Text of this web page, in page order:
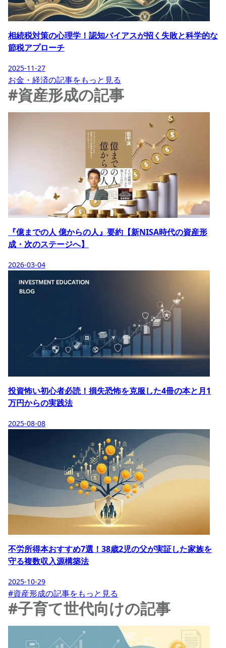
相続税対策の心理学！認知バイアスが招く失敗と科学的な
節税アプローチ
2025-11-27
お金・経済の記事をもっと見る
#資産形成の記事
『億までの人 億からの人』要約【新NISA時代の資産形
成・次のステージへ】
2026-03-04
投資怖い初心者必読！損失恐怖を克服した4冊の本と月1
万円からの実践法
2025-08-08
不労所得本おすすめ7選！38歳2児の父が実証した家族を
守る複数収入源構築法
2025-10-29
#資産形成の記事をもっと見る
#子育て世代向けの記事